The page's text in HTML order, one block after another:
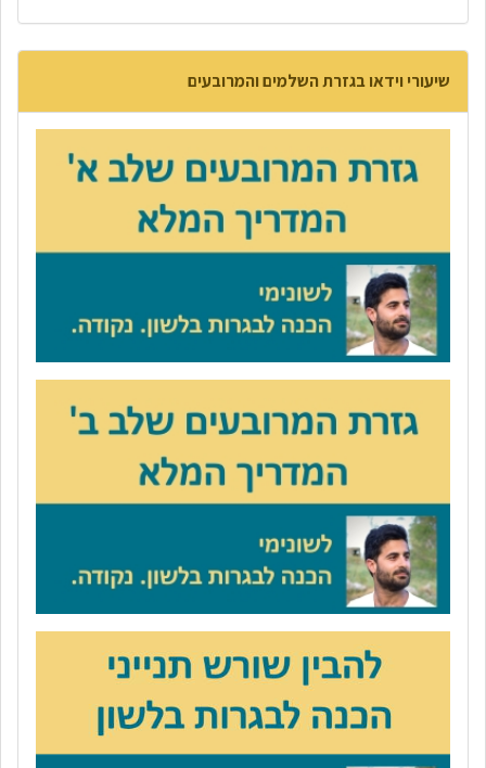
שיעורי וידאו בגזרת השלמים והמרובעים